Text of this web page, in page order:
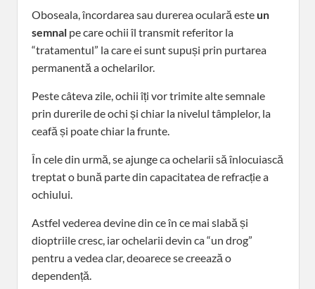
Oboseala, încordarea sau durerea oculară este un
semnal pe care ochii îl transmit referitor la
“tratamentul” la care ei sunt supuși prin purtarea
permanentă a ochelarilor.
Peste câteva zile, ochii îți vor trimite alte semnale
prin durerile de ochi și chiar la nivelul tâmplelor, la
ceafă și poate chiar la frunte.
În cele din urmă, se ajunge ca ochelarii să înlocuiască
treptat o bună parte din capacitatea de refracție a
ochiului.
Astfel vederea devine din ce în ce mai slabă și
dioptriile cresc, iar ochelarii devin ca “un drog”
pentru a vedea clar, deoarece se creează o
dependență.